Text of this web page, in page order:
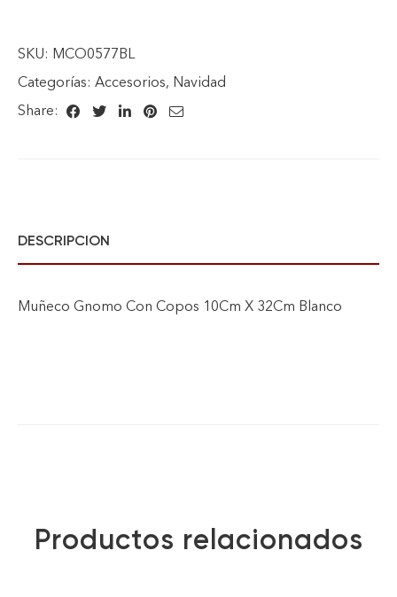
SKU: MCO0577BL
Categorías: Accesorios, Navidad
Share:
DESCRIPCION
Muñeco Gnomo Con Copos 10Cm X 32Cm Blanco
Productos relacionados